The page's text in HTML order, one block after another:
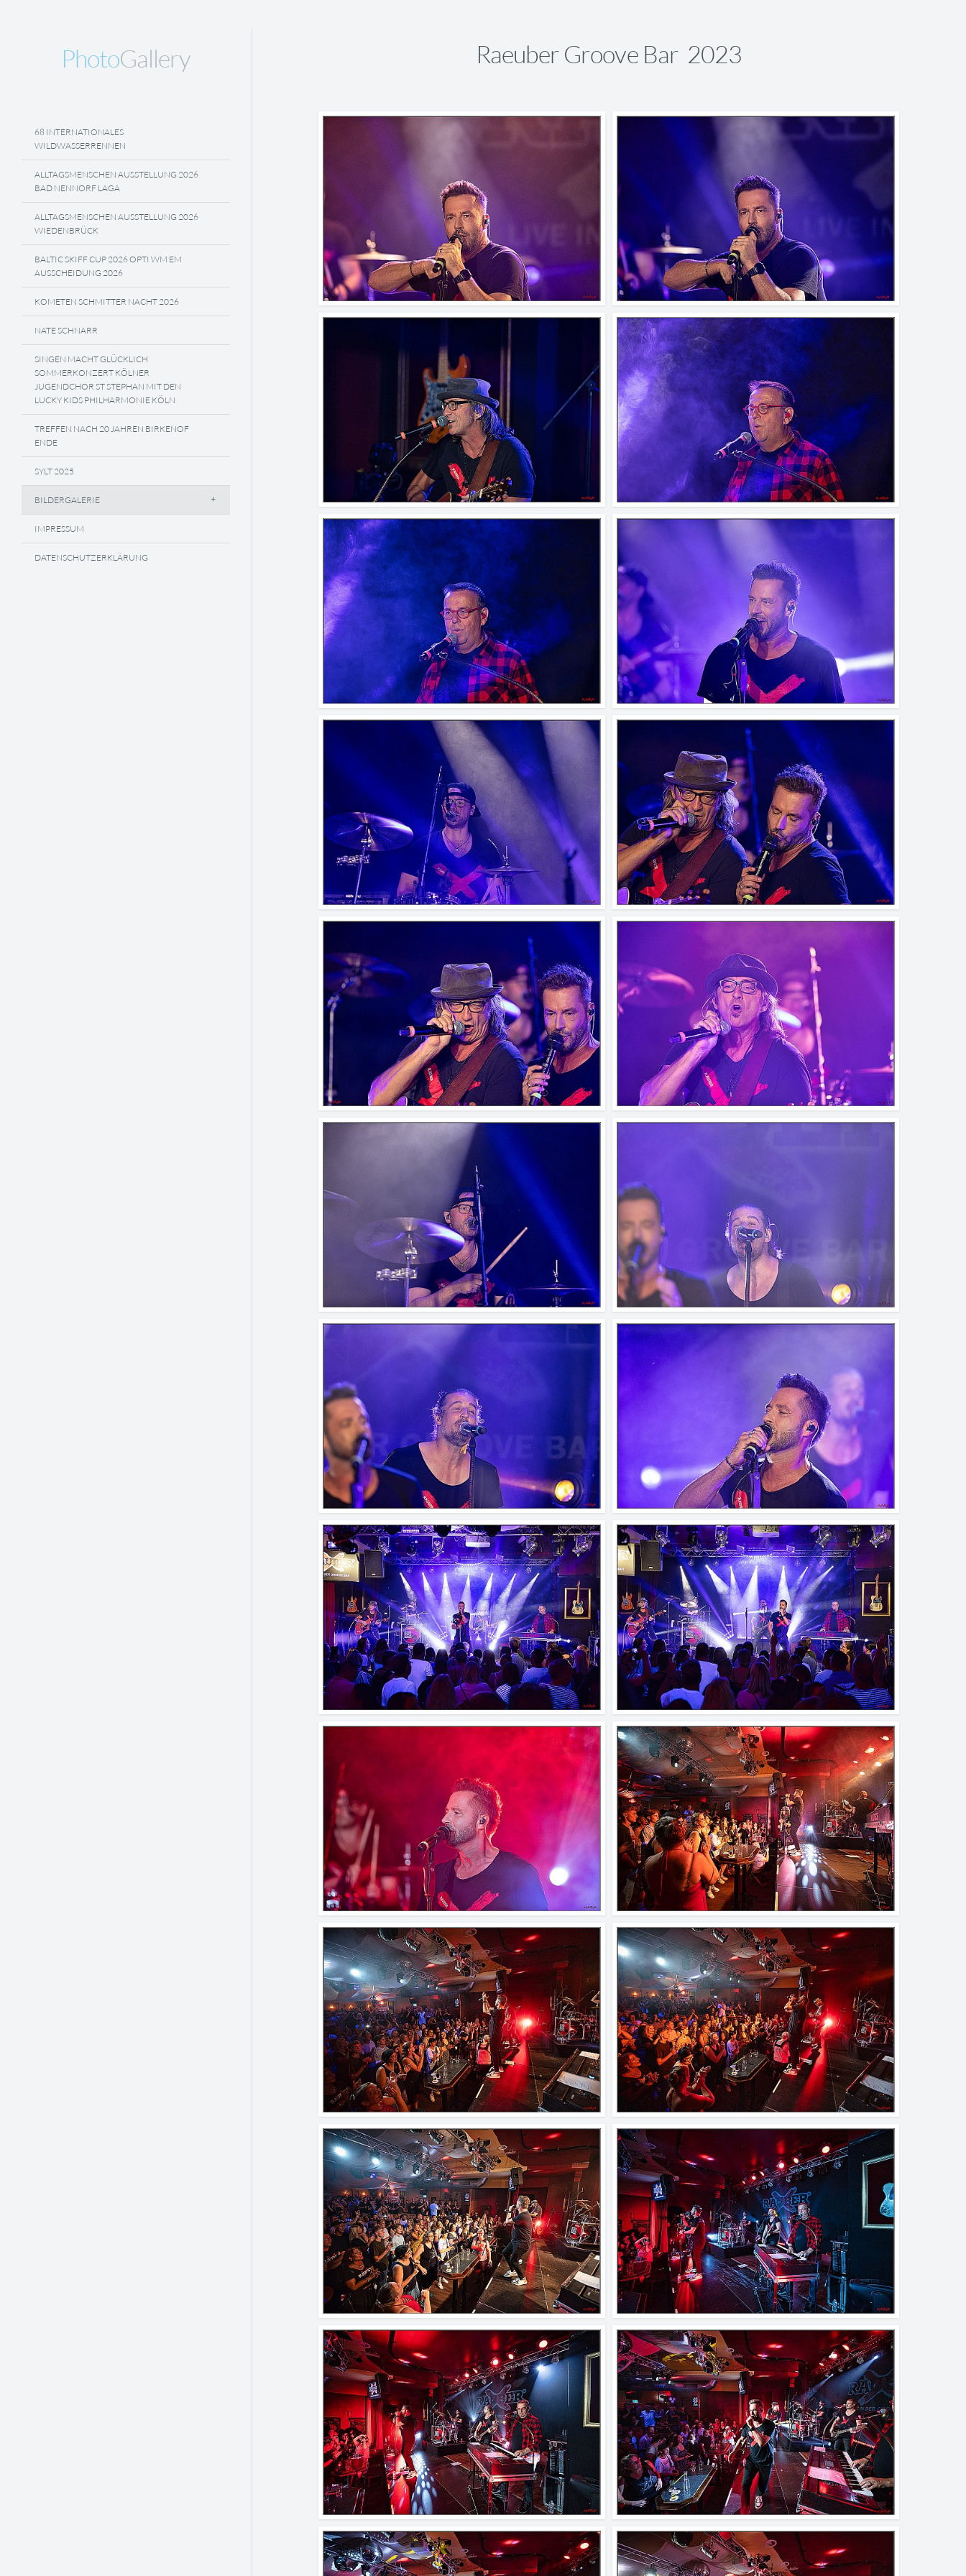
PhotoGallery
68 INTERNATIONALES
WILDWASSERRENNEN
ALLTAGSMENSCHEN AUSSTELLUNG 2026
BAD NENNORF LAGA
ALLTAGSMENSCHEN AUSSTELLUNG 2026
WIEDENBRÜCK
BALTIC SKIFF CUP 2026 OPTI WM EM
AUSSCHEIDUNG 2026
KOMETEN SCHMITTER NACHT 2026
NATE SCHNARR
SINGEN MACHT GLÜCKLICH
SOMMERKONZERT KÖLNER
JUGENDCHOR ST STEPHAN MIT DEN
LUCKY KIDS PHILHARMONIE KÖLN
TREFFEN NACH 20 JAHREN BIRKENOF
ENDE
SYLT 2025
BILDERGALERIE
IMPRESSUM
DATENSCHUTZERKLÄRUNG
Raeuber Groove Bar 2023